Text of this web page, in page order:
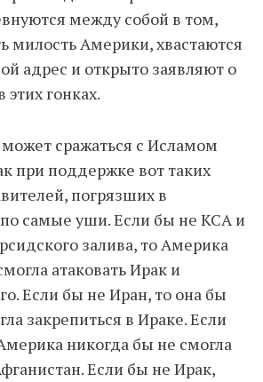
между собой в том,
милость Америки, хвастаются
адрес и открыто заявляют о
этих гонках.
сражаться с Исламом
при поддержке вот таких
погрязших в
по самые уши. Если бы не КСА и
залива, то Америка
атаковать Ирак и
Если бы не Иран, то она бы
закрепиться в Ираке. Если
никогда бы не смогла
Если бы не Ирак,